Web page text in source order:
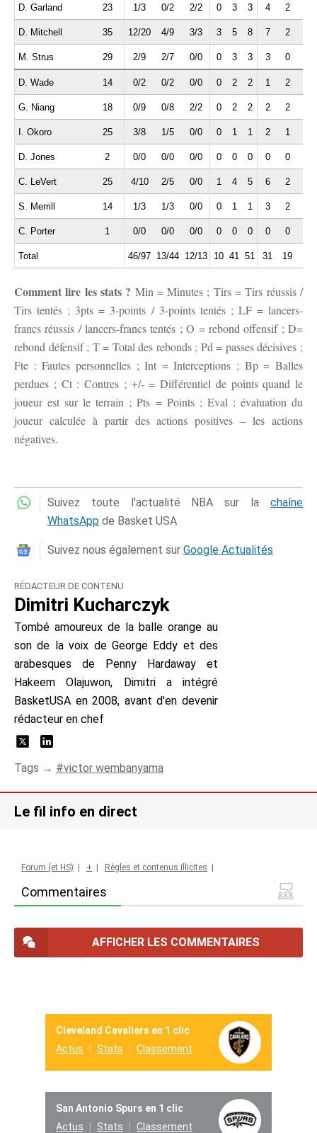
D. Garland 23 1/3 0/2 2/2 0 3 3 4 2
D. Mitchell 35 12/20 4/9 3/3 3 5 8 7 2
M. Strus 29 2/9 2/7 0/0 0 3 3 3 0
D. Wade 14 0/2 0/2 0/0 0 2 2 1 2
G. Niang 18 0/9 0/8 2/2 0 2 2 2 2
I. Okoro 25 3/8 1/5 0/0 0 1 1 2 1
D. Jones 2 0/0 0/0 0/0 0 0 0 0 0
C. LeVert 25 4/10 2/5 0/0 1 4 5 6 2
S. Merrill 14 1/3 1/3 0/0 0 1 1 3 2
C. Porter 1 0/0 0/0 0/0 0 0 0 0 0
Total 46/97 13/44 12/13 10 41 51 31 19
Comment lire les stats ? Min = Minutes ; Tirs = Tirs réussis /
Tirs tentés ; 3pts = 3-points / 3-points tentés ; LF = lancers-
francs réussis / lancers-francs tentés ; O = rebond offensif ; D=
rebond défensif ; T = Total des rebonds ; Pd = passes décisives ;
Fte : Fautes personnelles ; Int = Interceptions ; Bp = Balles
perdues ; Ct : Contres ; +/- = Différentiel de points quand le
joueur est sur le terrain ; Pts = Points ; Eval : évaluation du
joueur calculée à partir des actions positives – les actions
négatives.
Suivez toute l'actualité NBA sur la chaîne
WhatsApp de Basket USA
Suivez nous également sur Google Actualités
RÉDACTEUR DE CONTENU
Dimitri Kucharczyk
Tombé amoureux de la balle orange au
son de la voix de George Eddy et des
arabesques de Penny Hardaway et
Hakeem Olajuwon, Dimitri a intégré
BasketUSA en 2008, avant d'en devenir
rédacteur en chef
Tags → victor wembanyama
Le fil info en direct
Commentaires
Forum (et HS) | + | Règles et contenus illicites |
AFFICHER LES COMMENTAIRES
Cleveland Cavaliers en 1 clic
Actus
Stats Classement
San Antonio Spurs en 1 clic
Actus
Stats Classement